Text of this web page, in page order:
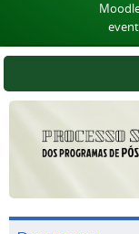
Destaque